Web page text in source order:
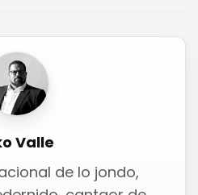
Valle
de lo jondo,